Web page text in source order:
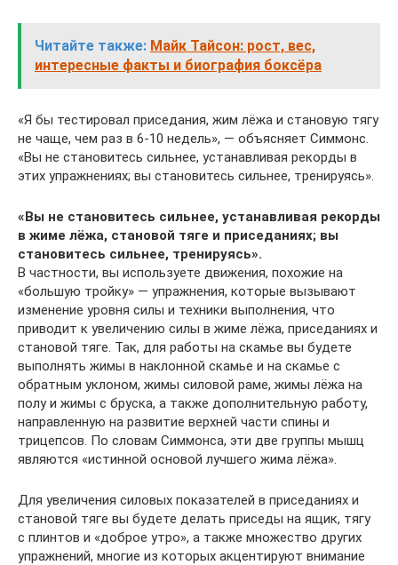
Читайте также: Майк Тайсон: рост, вес,
интересные факты и биография боксёра
«Я бы тестировал приседания, жим лёжа и становую тягу
не чаще, чем раз в 6-10 недель», — объясняет Симмонс.
«Вы не становитесь сильнее, устанавливая рекорды в
этих упражнениях; вы становитесь сильнее, тренируясь».
«Вы не становитесь сильнее, устанавливая рекорды
в жиме лёжа, становой тяге и приседаниях; вы
становитесь сильнее, тренируясь».
В частности, вы используете движения, похожие на
«большую тройку» — упражнения, которые вызывают
изменение уровня силы и техники выполнения, что
приводит к увеличению силы в жиме лёжа, приседаниях и
становой тяге. Так, для работы на скамье вы будете
выполнять жимы в наклонной скамье и на скамье с
обратным уклоном, жимы силовой раме, жимы лёжа на
полу и жимы с бруска, а также дополнительную работу,
направленную на развитие верхней части спины и
трицепсов. По словам Симмонса, эти две группы мышц
являются «истинной основой лучшего жима лёжа».
Для увеличения силовых показателей в приседаниях и
становой тяге вы будете делать приседы на ящик, тягу
с плинтов и «доброе утро», а также множество других
упражнений, многие из которых акцентируют внимание